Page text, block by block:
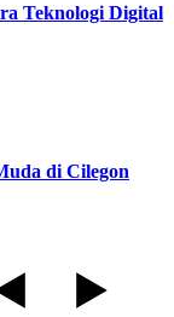
Teknologi Digital
di Cilegon